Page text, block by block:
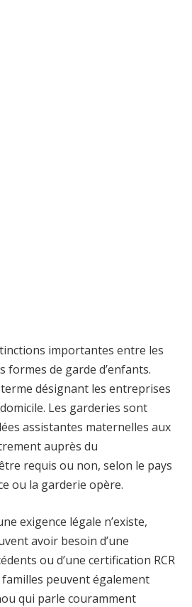
importantes entre les
formes de garde d’enfants.
terme désignant les entreprises
Les garderies sont
assistantes maternelles aux
auprès du
requis ou non, selon le pays
ou la garderie opère.
exigence légale n’existe,
avoir besoin d’une
ou d’une certification RCR
peuvent également
qui parle couramment